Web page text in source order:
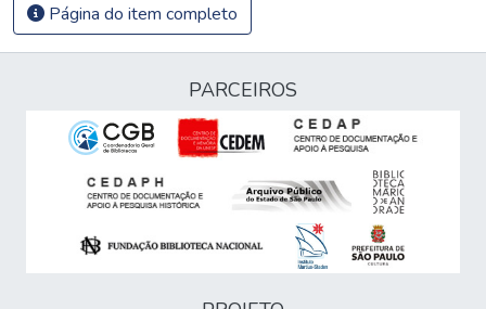
Página do item completo
PARCEIROS